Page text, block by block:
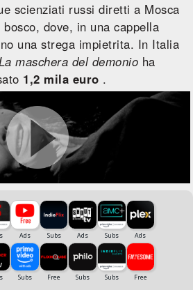
scienziati russi diretti a Mosca
dove, in una cappella
una strega impietrita. In Italia
maschera del demonio ha
1,2 mila euro .